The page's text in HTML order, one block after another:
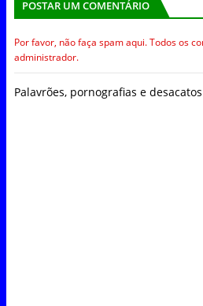
POSTAR UM COMENTÁRIO
Por favor, não faça spam aqui. Todos os
administrador.
Palavrões, pornografias e